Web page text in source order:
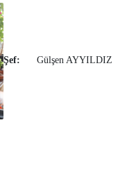
Şef: Gülşen AYYILDIZ